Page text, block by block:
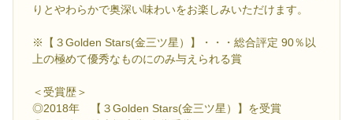
りとやわらかで奥深い味わいをお楽しみいただけます。
※【３Golden Stars(金三ツ星）】・・・総合評定 90％以
上の極めて優秀なものにのみ与えられる賞
＜受賞歴＞
◎2018年 【３Golden Stars(金三ツ星）】を受賞